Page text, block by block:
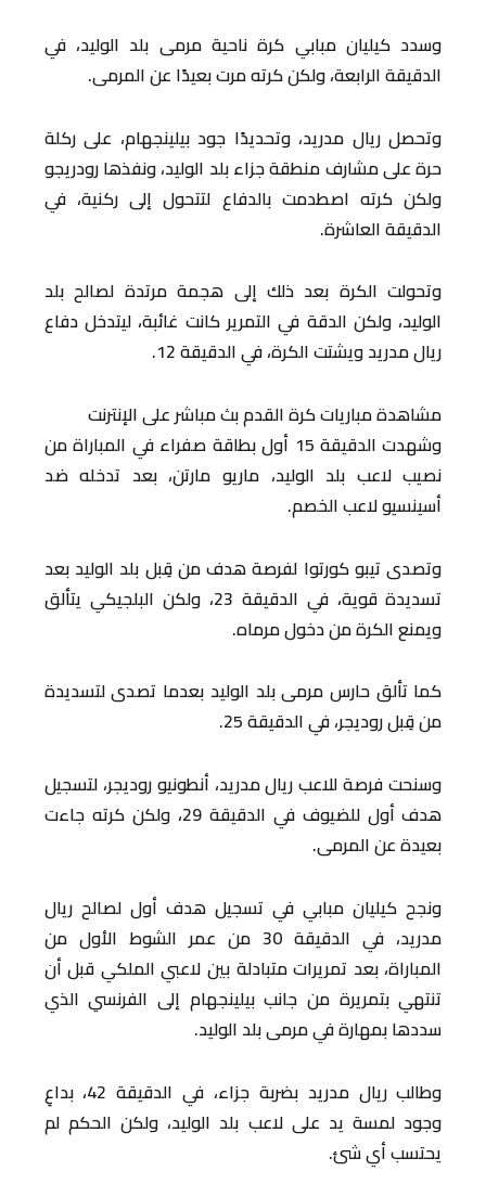
وسدد كيليان مبابي كرة ناحية مرمى بلد الوليد، في
الدقيقة الرابعة، ولكن كرته مرت بعيدًا عن المرمى.
وتحصل ريال مدريد، وتحديدًا جود بيلينجهام، على ركلة
حرة على مشارف منطقة جزاء بلد الوليد، ونفذها رودريجو
ولكن كرته اصطدمت بالدفاع لتتحول إلى ركنية، في
الدقيقة العاشرة.
وتحولت الكرة بعد ذلك إلى هجمة مرتدة لصالح بلد
الوليد، ولكن الدقة في التمرير كانت غائبة، ليتدخل دفاع
ريال مدريد ويشتت الكرة، في الدقيقة 12.
مشاهدة مباريات كرة القدم بث مباشر على الإنترنت
وشهدت الدقيقة 15 أول بطاقة صفراء في المباراة من
نصيب لاعب بلد الوليد، ماريو مارتن، بعد تدخله ضد
أسينسيو لاعب الخصم.
وتصدى تيبو كورتوا لفرصة هدف من قِبل بلد الوليد بعد
تسديدة قوية، في الدقيقة 23، ولكن البلجيكي يتألق
ويمنع الكرة من دخول مرماه.
كما تألق حارس مرمى بلد الوليد بعدما تصدى لتسديدة
من قِبل روديجر، في الدقيقة 25.
وسنحت فرصة للاعب ريال مدريد، أنطونيو روديجر، لتسجيل
هدف أول للضيوف في الدقيقة 29، ولكن كرته جاءت
بعيدة عن المرمى.
ونجح كيليان مبابي في تسجيل هدف أول لصالح ريال
مدريد، في الدقيقة 30 من عمر الشوط الأول من
المباراة، بعد تمريرات متبادلة بين لاعبي الملكي قبل أن
تنتهي بتمريرة من جانب بيلينجهام إلى الفرنسي الذي
سددها بمهارة في مرمى بلد الوليد.
وطالب ريال مدريد بضربة جزاء، في الدقيقة 42، بداعِ
وجود لمسة يد على لاعب بلد الوليد، ولكن الحكم لم
يحتسب أي شئ.